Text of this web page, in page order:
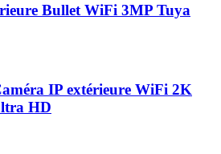
Bullet WiFi 3MP Tuya
IP extérieure WiFi 2K
HD